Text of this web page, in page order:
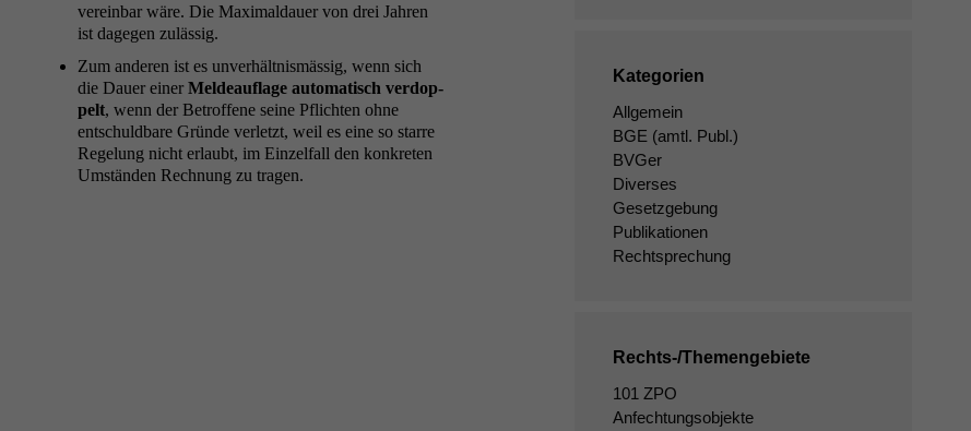
vere­in­bar wäre. Die Max­imal­dauer von drei Jahren
ist dage­gen zulässig.
Zum anderen ist es unver­hält­nis­mäs­sig, wenn sich
die Dauer ein­er Meldeau­flage automa­tisch ver­dop­
pelt, wenn der Betrof­fene seine Pflicht­en ohne
entschuld­bare Gründe ver­let­zt, weil es eine so starre
Regelung nicht erlaubt, im Einzelfall den konkreten
Umstän­den Rech­nung zu tragen.
Kategorien
Allgemein
BGE (amtl. Publ.)
BVGer
Diverses
Gesetzgebung
Publikationen
Rechtsprechung
Rechts-/Themengebiete
101 ZPO
Anfechtungsobjekte